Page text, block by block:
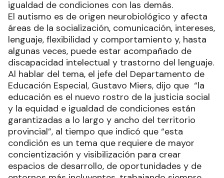
igualdad de condiciones con las demás.
El autismo es de origen neurobiológico y afecta
áreas de la socialización, comunicación, intereses,
lenguaje, flexibilidad y comportamiento y, hasta
algunas veces, puede estar acompañado de
discapacidad intelectual y trastorno del lenguaje.
Al hablar del tema, el jefe del Departamento de
Educación Especial, Gustavo Miers, dijo que “la
educación es el nuevo rostro de la justicia social
y la equidad e igualdad de condiciones están
garantizadas a lo largo y ancho del territorio
provincial”, al tiempo que indicó que “esta
condición es un tema que requiere de mayor
concientización y visibilización para crear
espacios de desarrollo, de oportunidades y de